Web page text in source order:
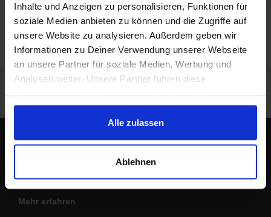
Inhalte und Anzeigen zu personalisieren, Funktionen für
soziale Medien anbieten zu können und die Zugriffe auf
unsere Website zu analysieren. Außerdem geben wir
Informationen zu Deiner Verwendung unserer Webseite
an unsere Partner für soziale Medien, Werbung und
Analysen weiter. Unsere Partner führen diese
zusammen, die Du ihnen bereitgestellt hast oder die sie
im Rahmen Deiner Nutzung der Dienste gesammelt
haben.
Alle zulassen
Ablehnen
«
Preisangaben in Euro inkl. Mwst., pro Stück wo nicht anders beschrieben. Preise ggf.
können von lokalen Preisen abweichen.
Mehr erfahren